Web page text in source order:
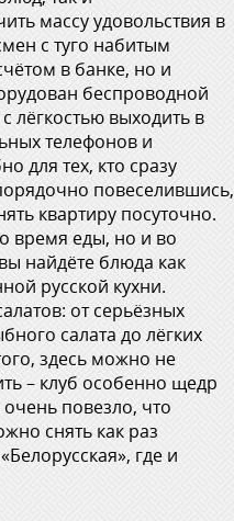
массу удовольствия в
с туго набитым
в банке, но и
беспроводной
лёгкостью выходить в
телефонов и
для тех, кто сразу
повеселившись,
квартиру посуточно.
время еды, но и во
найдёте блюда как
русской кухни.
от серьёзных
салата до лёгких
здесь можно не
– клуб особенно щедр
повезло, что
снять как раз
где и